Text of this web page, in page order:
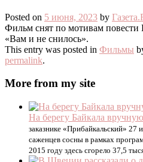
Posted on 5 июня, 2023 by
Фильм снят по мотивам
«Вам и не снилось».
This entry was posted in Фильмы
permalink.
More from my site
На берегу Байкала
заказнике «Прибайкальский» 27
саженцев сосны в рамках
2015 году здесь сгорело 37,5